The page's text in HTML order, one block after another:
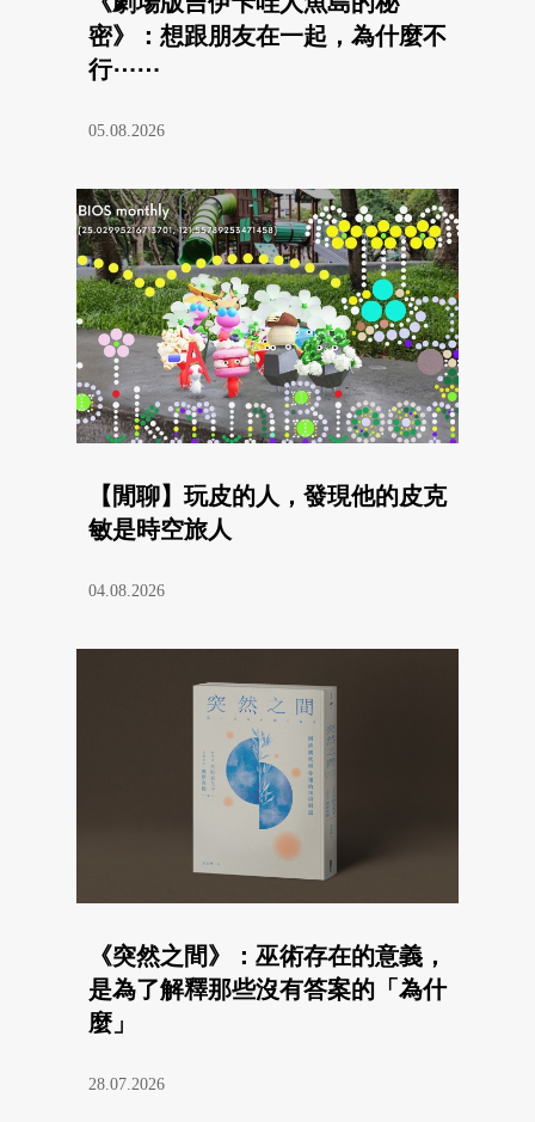
密》：想跟朋友在一起，為什麼不
行⋯⋯
05.08.2026
【閒聊】玩皮的人，發現他的皮克
敏是時空旅人
04.08.2026
《突然之間》：巫術存在的意義，
是為了解釋那些沒有答案的「為什
麼」
28.07.2026